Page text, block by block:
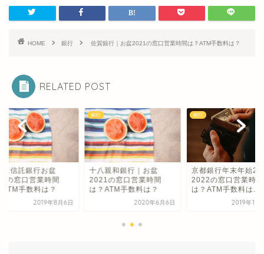
HOME 銀行 佐賀銀行｜お盆2021の窓口営業時間は？ATM手数料は？
RELATED POST
ほ信託銀行お盆
の窓口営業時間
ATM手数料は？
2019年8月6日
銀行
十八親和銀行｜お盆
2021の窓口営業時間
は？ATM手数料は？
2020年6月6日
銀行
京都銀行年末年始
2022の窓口営業時間
は？ATM手数料は...
2019年10